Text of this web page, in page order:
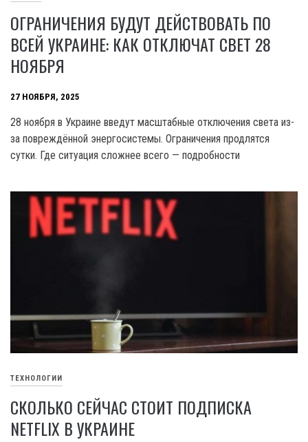
ОГРАНИЧЕНИЯ БУДУТ ДЕЙСТВОВАТЬ ПО
ВСЕЙ УКРАИНЕ: КАК ОТКЛЮЧАТ СВЕТ 28
НОЯБРЯ
27 НОЯБРЯ, 2025
28 ноября в Украине введут масштабные отключения света из-
за повреждённой энергосистемы. Ограничения продлятся
сутки. Где ситуация сложнее всего — подробности
ТЕХНОЛОГИИ
СКОЛЬКО СЕЙЧАС СТОИТ ПОДПИСКА
NETFLIX В УКРАИНЕ